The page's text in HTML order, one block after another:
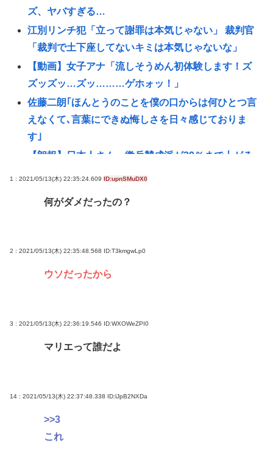
ズ、ヤバすぎる…
江別リンチ犯「立って謝罪は本気じゃない」 裁判官
「裁判で土下座してないキミは本気じゃないな」
【動画】女子アナ「流しそうめん初体験します！ズ
ズッズッ…ズッ………ゲホォッ！」
佐藤二朗｢ほんとうのことを僕の口からは何ひとつ言
えなくて､言葉にできぬ悔しさを日々感じておりま
す｣
【朗報】日本人さん、徴兵賛成派が29％まで上がる
フ役が決定
支持率下げてやるの時事通信「国の借金、過去最高
ってたのよ、なんで？って」
1 : 2021/05/13(木) 22:35:24.609 ID:upnSMuDX0
何がダメだったの？
2 : 2021/05/13(木) 22:35:48.568 ID:T3kmgwLp0
ウソだったから
3 : 2021/05/13(木) 22:36:19.546 ID:WXOWeZPI0
マリエって誰だよ
14 : 2021/05/13(木) 22:37:48.338 ID:lJpB2NXDa
>>3
これ